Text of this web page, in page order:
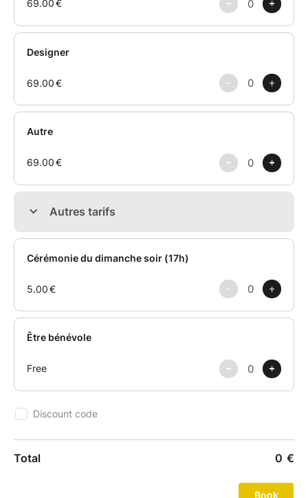
????️ Ton billet Weekend (69€), tout compris :
• 7 repas traiteur
• Un t-shirt exclusif
• Une soirée avec DJ set et boissons à volonté
• 3 conférences
• Des coachs, mentors et jurys pros pour t'épauler
• Networking, fun & rock'n'roll ????
Embarque pour une aventure inoubliable ✨
Une question ? Écris-nous : team@naomakers.com